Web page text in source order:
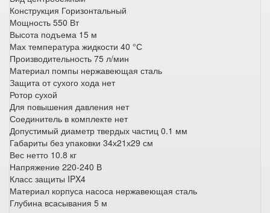
Конструкция Горизонтальный
Мощность 550 Вт
Высота подъема 15 м
Мах температура жидкости 40 °С
Производительность 75 л/мин
Материал помпы нержавеющая сталь
Защита от сухого хода нет
Ротор сухой
Для повышения давления нет
Соединитель в комплекте нет
Допустимый диаметр твердых частиц 0.1 мм
Габариты без упаковки 34х21х29 см
Вес нетто 10.8 кг
Напряжение 220-240 В
Класс защиты IPX4
Материал корпуса насоса нержавеющая сталь
Глубина всасывания 5 м